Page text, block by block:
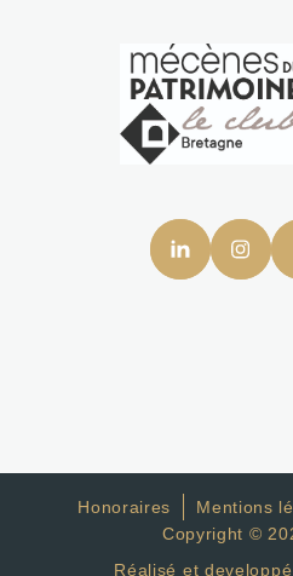
Honoraires Mentions
Copyright ©
Réalisé et